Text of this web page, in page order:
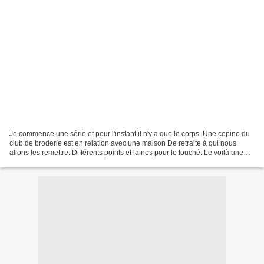
Je commence une série et pour l'instant il n'y a que le corps. Une copine du
club de broderie est en relation avec une maison De retraite à qui nous
allons les remettre. Différents points et laines pour le touché. Le voilà une